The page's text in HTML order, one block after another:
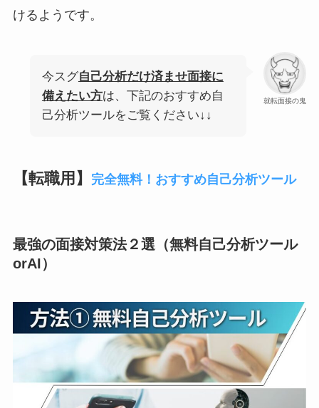
けるようです。
就転面接の鬼
今スグ自己分析だけ済ませ面接に
備えたい方は、下記のおすすめ自
己分析ツールをご覧ください↓↓
【転職用】 完全無料！おすすめ自己分析ツール
最強の面接対策法２選（無料自己分析ツール
orAI）